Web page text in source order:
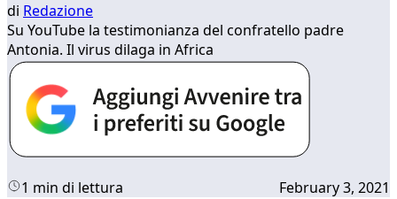
di Redazione
Su YouTube la testimonianza del confratello padre
Antonia. Il virus dilaga in Africa
1 min di lettura February 3, 2021